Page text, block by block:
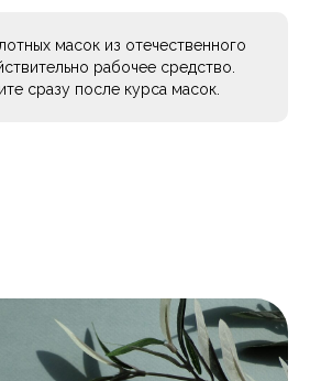
масок из отечественного
рабочее средство.
сразу после курса масок.